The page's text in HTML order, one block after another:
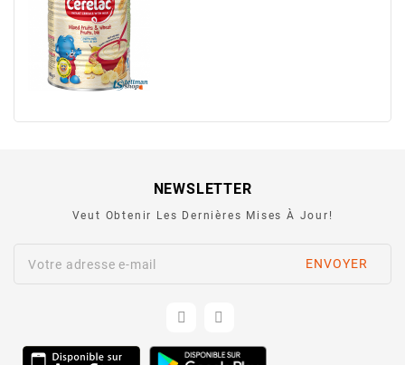
NEWSLETTER
Veut Obtenir Les Dernières Mises À Jour!